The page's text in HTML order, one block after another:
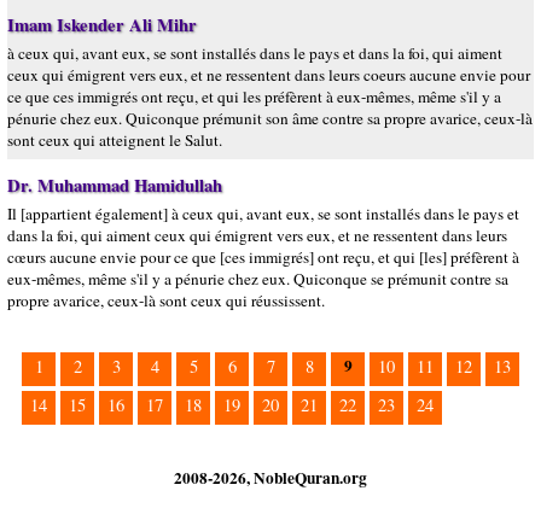
Imam Iskender Ali Mihr
à ceux qui, avant eux, se sont installés dans le pays et dans la foi, qui aiment
ceux qui émigrent vers eux, et ne ressentent dans leurs coeurs aucune envie pour
ce que ces immigrés ont reçu, et qui les préfèrent à eux-mêmes, même s'il y a
pénurie chez eux. Quiconque prémunit son âme contre sa propre avarice, ceux-là
sont ceux qui atteignent le Salut.
Dr. Muhammad Hamidullah
Il [appartient également] à ceux qui, avant eux, se sont installés dans le pays et
dans la foi, qui aiment ceux qui émigrent vers eux, et ne ressentent dans leurs
cœurs aucune envie pour ce que [ces immigrés] ont reçu, et qui [les] préfèrent à
eux-mêmes, même s'il y a pénurie chez eux. Quiconque se prémunit contre sa
propre avarice, ceux-là sont ceux qui réussissent.
1 2 3 4 5 6 7 8 9 10 11 12
13
14
15 16 17 18 19 20 21 22 23 24
2008-2026, NobleQuran.org